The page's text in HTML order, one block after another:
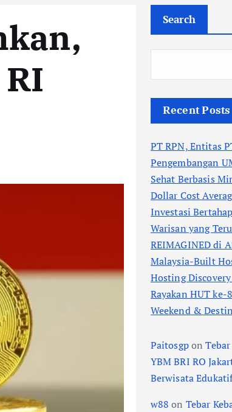
Search
Recent Posts
PT RPN, Entitas
Pengembangan
Sehat Berbasis
Dollar Cost
Investasi
Warisan yang
REIMAGINED di
Malaysia-Built
Hosting
Rayakan HUT
Weekend &
Paitosgpon
YBM BRI RO
Berwisata
w88 on Tebar